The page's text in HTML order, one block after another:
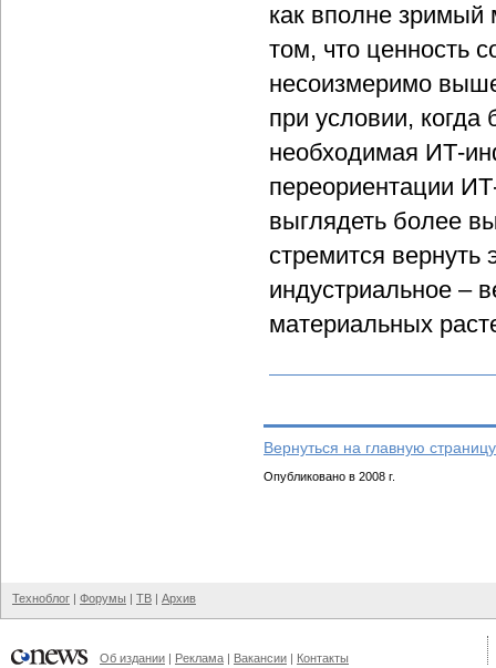
как вполне зримый
том, что ценность
несоизмеримо
при условии, когда
необходимая ИТ-
переориентации
выглядеть более
стремится вернуть
индустриальное –
материальных
Вернуться на главную
Опубликовано в 2008 г.
Техноблог | Форумы | ТВ | Архив
Об издании | Реклама | Вакансии | Контакты